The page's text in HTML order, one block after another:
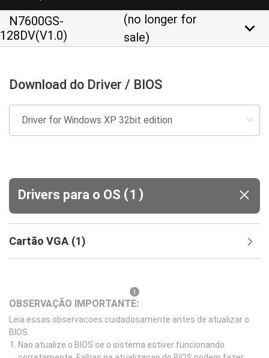
N7600GS-
128DV(V1.0)
(no longer for
sale)
keyboard_arrow_down
Download do Driver / BIOS
Drivers para o OS (1 )
Cartão VGA (1)
OBSERVAÇÃO IMPORTANTE:
Leia essas observacoes cuidadosamente antes de atualizar o
BIOS.
Nao atualize o BIOS se o sistema estiver funcionando